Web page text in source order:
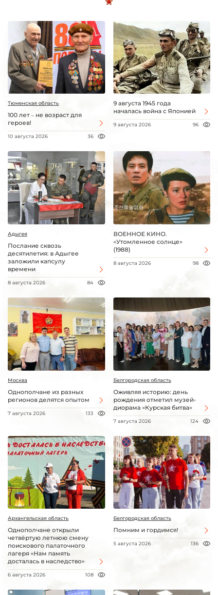
Тюменская область
100 лет – не возраст для
героев!
10 августа 2026 36
9 августа 1945 года
началась война с Японией
9 августа 2026 96
Адыгея
Послание сквозь
десятилетия: в Адыгее
заложили капсулу
времени
8 августа 2026 84
ВОЕННОЕ КИНО.
«Утомленное солнце»
(1988)
8 августа 2026 98
Москва
Однополчане из разных
регионов делятся опытом
7 августа 2026 133
Белгородская область
Оживляя историю: день
рождения отметил музей-
диорама «Курская битва»
7 августа 2026 124
Архангельская область
Однополчане открыли
четвёртую летнюю смену
поискового палаточного
лагеря «Нам память
досталась в наследство»
6 августа 2026 108
Белгородская область
Помним и гордимся!
5 августа 2026 136